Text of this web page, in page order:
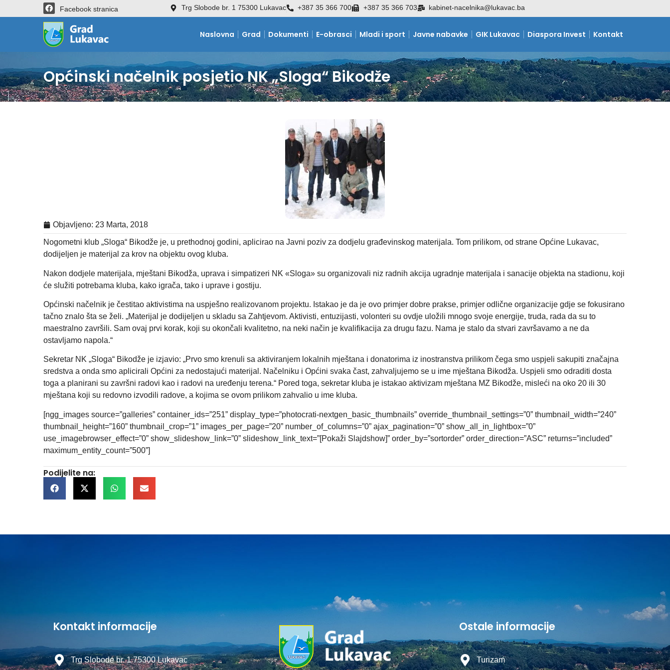
Trg Slobode br. 1 75300 Lukavac +387 35 366 700 +387 35 366 703 kabinet-nacelnika@lukavac.ba
Facebook stranica
Naslovna Grad Dokumenti E-obrasci Mladi i sport Javne nabavke GIK Lukavac Diaspora Invest Kontakt
Općinski načelnik posjetio NK „Sloga“ Bikodže
Objavljeno: 23 Marta, 2018
Nogometni klub „Sloga“ Bikodže je, u prethodnoj godini, aplicirao na Javni poziv za dodjelu građevinskog materijala. Tom prilikom, od strane Općine Lukavac,
dodijeljen je materijal za krov na objektu ovog kluba.
Nakon dodjele materijala, mještani Bikodža, uprava i simpatizeri NK «Sloga» su organizovali niz radnih akcija ugradnje materijala i sanacije objekta na stadionu, koji
će služiti potrebama kluba, kako igrača, tako i uprave i gostiju.
Općinski načelnik je čestitao aktivistima na uspješno realizovanom projektu. Istakao je da je ovo primjer dobre prakse, primjer odlične organizacije gdje se fokusirano
tačno znalo šta se želi. „Materijal je dodijeljen u skladu sa Zahtjevom. Aktivisti, entuzijasti, volonteri su ovdje uložili mnogo svoje energije, truda, rada da su to
maestralno završili. Sam ovaj prvi korak, koji su okončali kvalitetno, na neki način je kvalifikacija za drugu fazu. Nama je stalo da stvari završavamo a ne da
ostavljamo napola.“
Sekretar NK „Sloga“ Bikodže je izjavio: „Prvo smo krenuli sa aktiviranjem lokalnih mještana i donatorima iz inostranstva prilikom čega smo uspjeli sakupiti značajna
sredstva a onda smo aplicirali Općini za nedostajući materijal. Načelniku i Općini svaka čast, zahvaljujemo se u ime mještana Bikodža. Uspjeli smo odraditi dosta
toga a planirani su završni radovi kao i radovi na uređenju terena.“ Pored toga, sekretar kluba je istakao aktivizam mještana MZ Bikodže, misleći na oko 20 ili 30
mještana koji su redovno izvodili radove, a kojima se ovom prilikom zahvalio u ime kluba.
[ngg_images source=”galleries” container_ids=”251” display_type=”photocrati-nextgen_basic_thumbnails” override_thumbnail_settings=”0” thumbnail_width=”240”
thumbnail_height=”160” thumbnail_crop=”1” images_per_page=”20” number_of_columns=”0” ajax_pagination=”0” show_all_in_lightbox=”0”
use_imagebrowser_effect=”0” show_slideshow_link=”0” slideshow_link_text=”[Pokaži Slajdshow]” order_by=”sortorder” order_direction=”ASC” returns=”included”
maximum_entity_count=”500”]
Podijelite na:
Kontakt informacije
Trg Slobode br. 1 75300 Lukavac
Ostale informacije
Turizam